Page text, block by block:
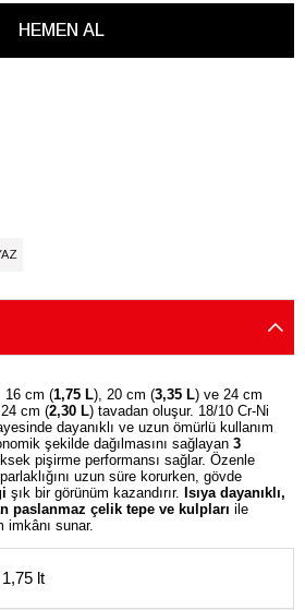
, 16 cm (1,75 L), 20 cm (3,35 L) ve 24 cm
cm (2,30 L) tavadan oluşur. 18/10 Cr-Ni
dayanıklı ve uzun ömürlü kullanım
şekilde dağılmasını sağlayan 3
pişirme performansı sağlar. Özenle
uzun süre korurken, gövde
şık bir görünüm kazandırır.
Isıya dayanıklı,
paslanmaz çelik tepe ve kulpları ile
imkânı sunar.
1,75 lt